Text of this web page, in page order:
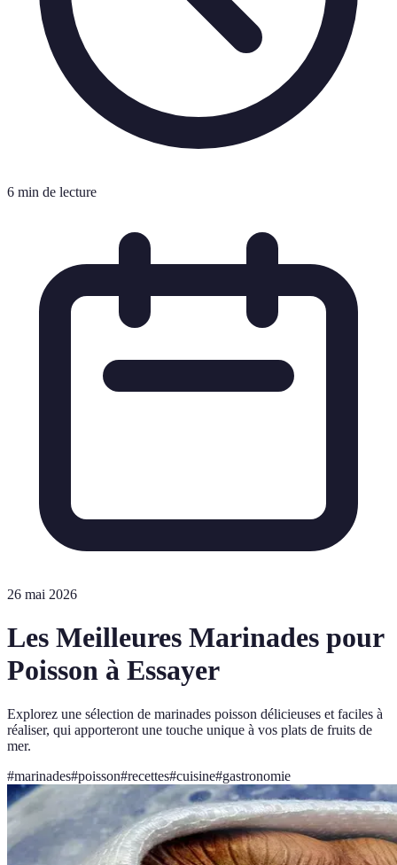
6 min de lecture
26 mai 2026
Les Meilleures Marinades pour
Poisson à Essayer
Explorez une sélection de marinades poisson délicieuses et faciles à
réaliser, qui apporteront une touche unique à vos plats de fruits de
mer.
#marinades#poisson#recettes#cuisine#gastronomie